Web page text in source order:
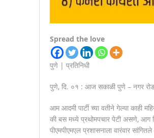
Spread the love
पुणे | प्रतिनिधी
पुणे, दि. ०१ : आज सकाळी पुणे – नगर रोड
आम आदमी पार्टी च्या वतीने गेल्या काही
की बस मध्ये प्रथोमपचार पेटी असणे, आग
पीएमपीएमएल प्रशासनाला वारंवार